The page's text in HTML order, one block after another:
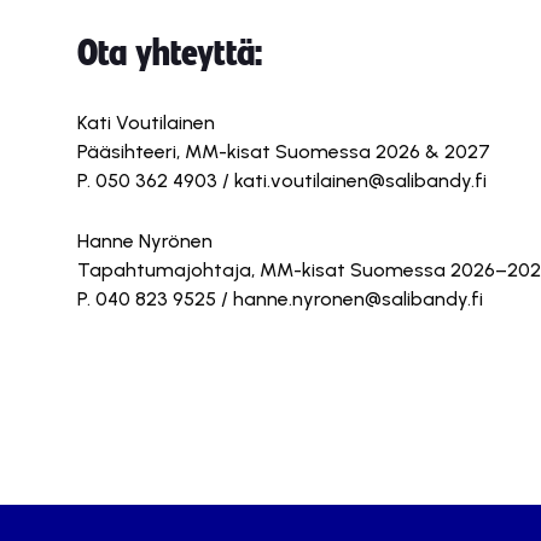
Ota yhteyttä:
Kati Voutilainen
Pääsihteeri, MM-kisat Suomessa 2026 & 2027
P. 050 362 4903 / kati.voutilainen@salibandy.fi
Hanne Nyrönen
Tapahtumajohtaja, MM-kisat Suomessa
P. 040 823 9525 / hanne.nyronen@salibandy.fi